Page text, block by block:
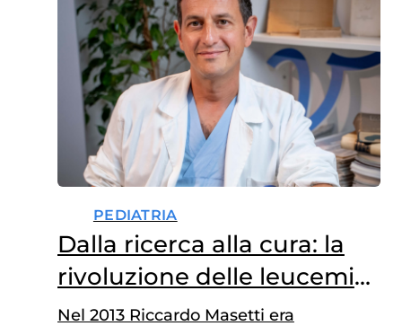
PEDIATRIA
Dalla ricerca alla cura: la
rivoluzione delle leucemie
infantili
Nel 2013 Riccardo Masetti era